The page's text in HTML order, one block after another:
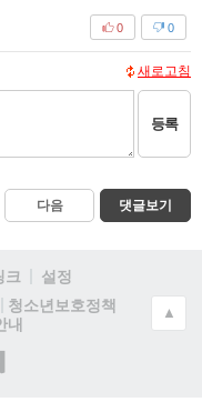
0
0
새로고침
등록
다음 댓글보기
크
설정
청소년보호정책
내
▲